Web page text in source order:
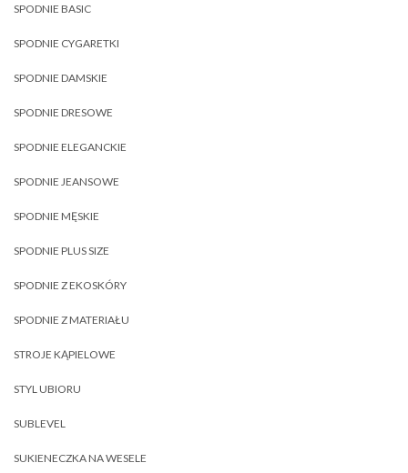
SPODNIE BASIC
SPODNIE CYGARETKI
SPODNIE DAMSKIE
SPODNIE DRESOWE
SPODNIE ELEGANCKIE
SPODNIE JEANSOWE
SPODNIE MĘSKIE
SPODNIE PLUS SIZE
SPODNIE Z EKOSKÓRY
SPODNIE Z MATERIAŁU
STROJE KĄPIELOWE
STYL UBIORU
SUBLEVEL
SUKIENECZKA NA WESELE